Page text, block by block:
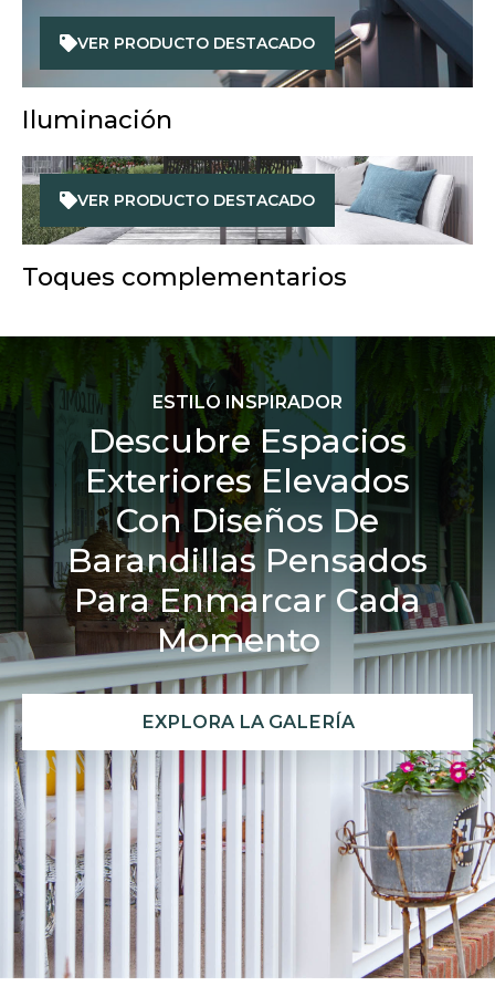
VER PRODUCTO DESTACADO
Iluminación
VER PRODUCTO DESTACADO
Toques complementarios
ESTILO INSPIRADOR
Descubre Espacios
Exteriores Elevados
Con Diseños De
Barandillas Pensados
Para Enmarcar Cada
Momento
EXPLORA LA GALERÍA